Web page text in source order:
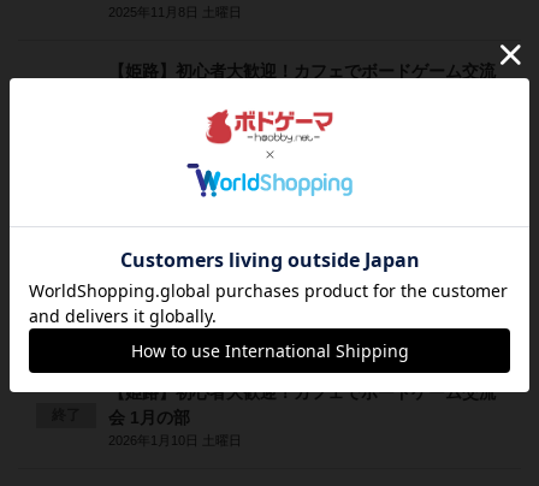
2025年11月8日 土曜日
【姫路】初心者大歓迎！カフェでボードゲーム交流
2025年11月23日 日曜日
【姫路】初心者大歓迎！カフェでボードゲーム交流
2025年12月13日 土曜日
終了
【姫路】初心者大歓迎！カフェでボードゲーム交流
会 12月の部
2025年12月28日 日曜日
【姫路】初心者大歓迎！カフェでボードゲーム交流
会 1月の部
2026年1月10日 土曜日